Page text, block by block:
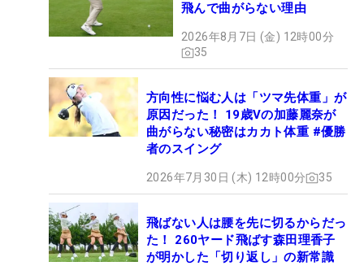
飛んで曲がらない理由
2026年8月7日 (金) 12時00分
35
方向性に悩む人は「ツマ先体重」が
原因だった！ 19歳Vの加藤麗奈が
曲がらない秘密はカカト体重 #優勝
者のスイング
2026年7月30日 (木) 12時00分 35
飛ばない人は腰を先に切るからだっ
た！ 260ヤード飛ばす森田理香子
が明かした「切り返し」の新常識